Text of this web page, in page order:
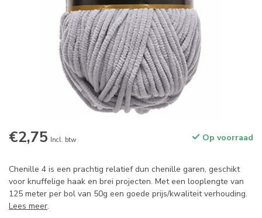
€2,75 Incl. btw Op voorraad
Chenille 4 is een prachtig relatief dun chenille garen, geschikt
voor knuffelige haak en brei projecten. Met een looplengte van
125 meter per bol van 50g een goede prijs/kwaliteit verhouding.
Lees meer.